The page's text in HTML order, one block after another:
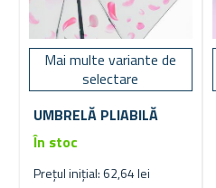
Mai multe variante de
selectare
UMBRELĂ PLIABILĂ
Prețul inițial: 62,64 lei
În stoc